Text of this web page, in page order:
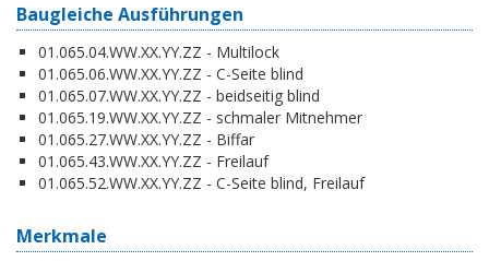
Baugleiche Ausführungen
01.065.04.WW.XX.YY.ZZ - Multilock
01.065.06.WW.XX.YY.ZZ - C-Seite blind
01.065.07.WW.XX.YY.ZZ - beidseitig blind
01.065.19.WW.XX.YY.ZZ - schmaler Mitnehmer
01.065.27.WW.XX.YY.ZZ - Biffar
01.065.43.WW.XX.YY.ZZ - Freilauf
01.065.52.WW.XX.YY.ZZ - C-Seite blind, Freilauf
Merkmale